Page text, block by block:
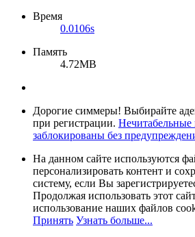
Время
0.0106s
Память
4.72MB
Дорогие симмеры! Выбирайте
при регистрации. Нечитабельные
заблокированы без
На данном сайте используются
персонализировать контент и
систему, если Вы
Продолжая использовать этот
использование наших файлов
Принять Узнать больше...